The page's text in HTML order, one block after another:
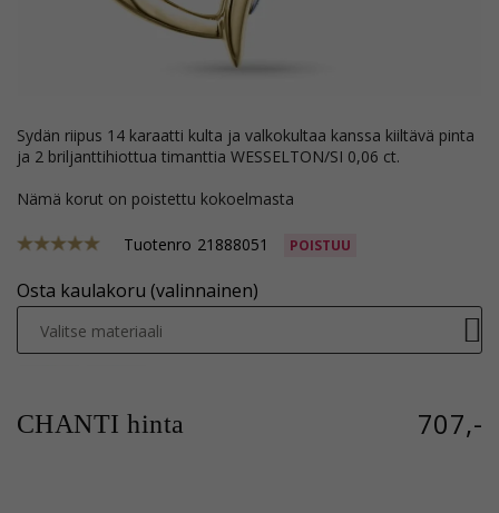
sydän riipus 14 karaatti kulta ja valkokultaa kanssa kiiltävä pinta
ja 2 briljanttihiottua timanttia WESSELTON/SI 0,06 ct.
Nämä korut on poistettu kokoelmasta
Tuotenro 21888051 POISTUU
Osta kaulakoru (valinnainen)
Valitse materiaali
CHANTI hinta 707,-